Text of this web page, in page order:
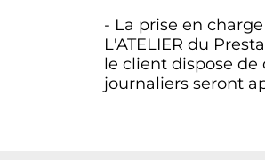
- La prise en
L'ATELIER du
le client dispose
journaliers seront